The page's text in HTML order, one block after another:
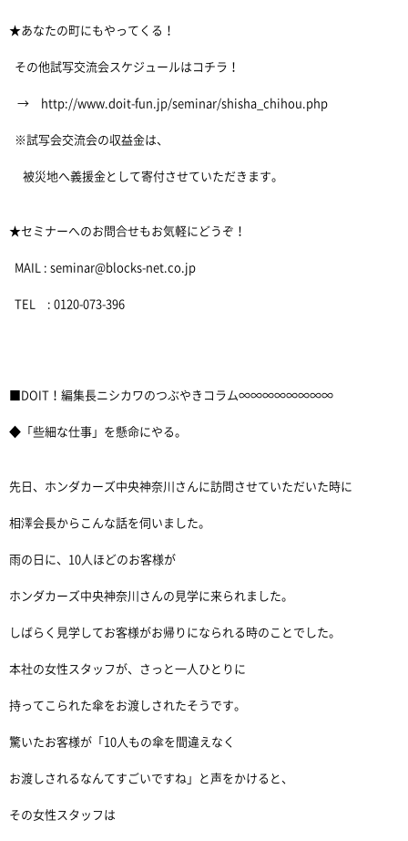
★あなたの町にもやってくる！
その他試写交流会スケジュールはコチラ！
→ http://www.doit-fun.jp/seminar/shisha_chihou.php
※試写会交流会の収益金は、
被災地へ義援金として寄付させていただきます。
★セミナーへのお問合せもお気軽にどうぞ！
MAIL : seminar@blocks-net.co.jp
TEL : 0120-073-396
■DOIT！編集長ニシカワのつぶやきコラム∞∞∞∞∞∞∞∞
◆「些細な仕事」を懸命にやる。
先日、ホンダカーズ中央神奈川さんに訪問させていただいた時に
相澤会長からこんな話を伺いました。
雨の日に、10人ほどのお客様が
ホンダカーズ中央神奈川さんの見学に来られました。
しばらく見学してお客様がお帰りになられる時のことでした。
本社の女性スタッフが、さっと一人ひとりに
持ってこられた傘をお渡しされたそうです。
驚いたお客様が「10人もの傘を間違えなく
お渡しされるなんてすごいですね」と声をかけると、
その女性スタッフは